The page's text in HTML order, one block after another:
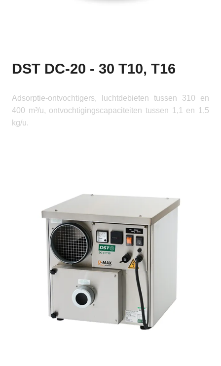
DST DC-20 - 30 T10, T16
Adsorptie-ontvochtigers, luchtdebieten tussen 310 en
400 m³/u, ontvochtigingscapaciteiten tussen 1,1 en 1,5
kg/u.